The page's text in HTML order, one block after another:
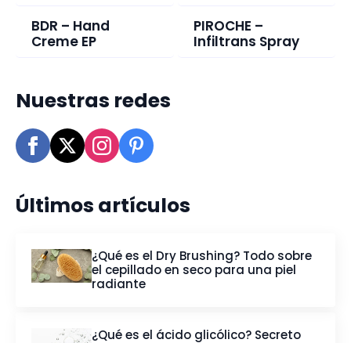
BDR – Hand
Creme EP
PIROCHE –
Infiltrans Spray
Nuestras redes
Últimos artículos
¿Qué es el Dry Brushing? Todo sobre
el cepillado en seco para una piel
radiante
¿Qué es el ácido glicólico? Secreto